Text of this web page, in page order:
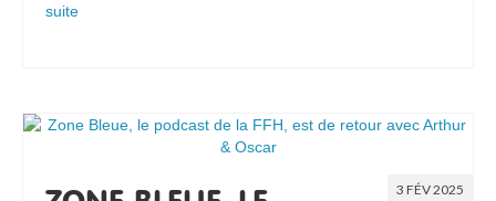
suite­­
3 FÉV 2025